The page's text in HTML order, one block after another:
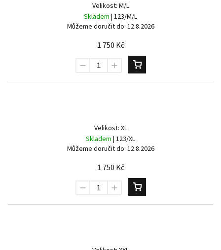
Velikost: M/L
Skladem | 123/M/L
Můžeme doručit do: 12.8.2026
1 750 Kč
Velikost: XL
Skladem | 123/XL
Můžeme doručit do: 12.8.2026
1 750 Kč